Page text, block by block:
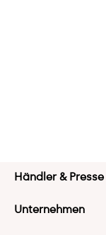
Händler & Presse
Unternehmen